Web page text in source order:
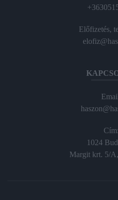
Előfizetés,
Cím:
1024
Margit krt. 5/